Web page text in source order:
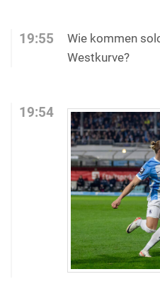
19:55
Wie kommen
Westkurve?
19:54